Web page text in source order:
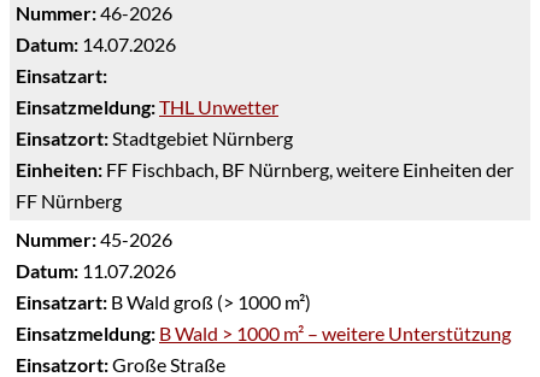
Nummer:46-2026
Datum: 14.07.2026
Einsatzart:
Einsatzmeldung:THL Unwetter
Einsatzort: Stadtgebiet Nürnberg
Einheiten: FF Fischbach, BF Nürnberg, weitere Einheiten der
FF Nürnberg
Nummer:45-2026
Datum: 11.07.2026
Einsatzart: B Wald groß (> 1000 m²)
Einsatzmeldung: B Wald > 1000 m² – weitere Unterstützung
Einsatzort:Große Straße